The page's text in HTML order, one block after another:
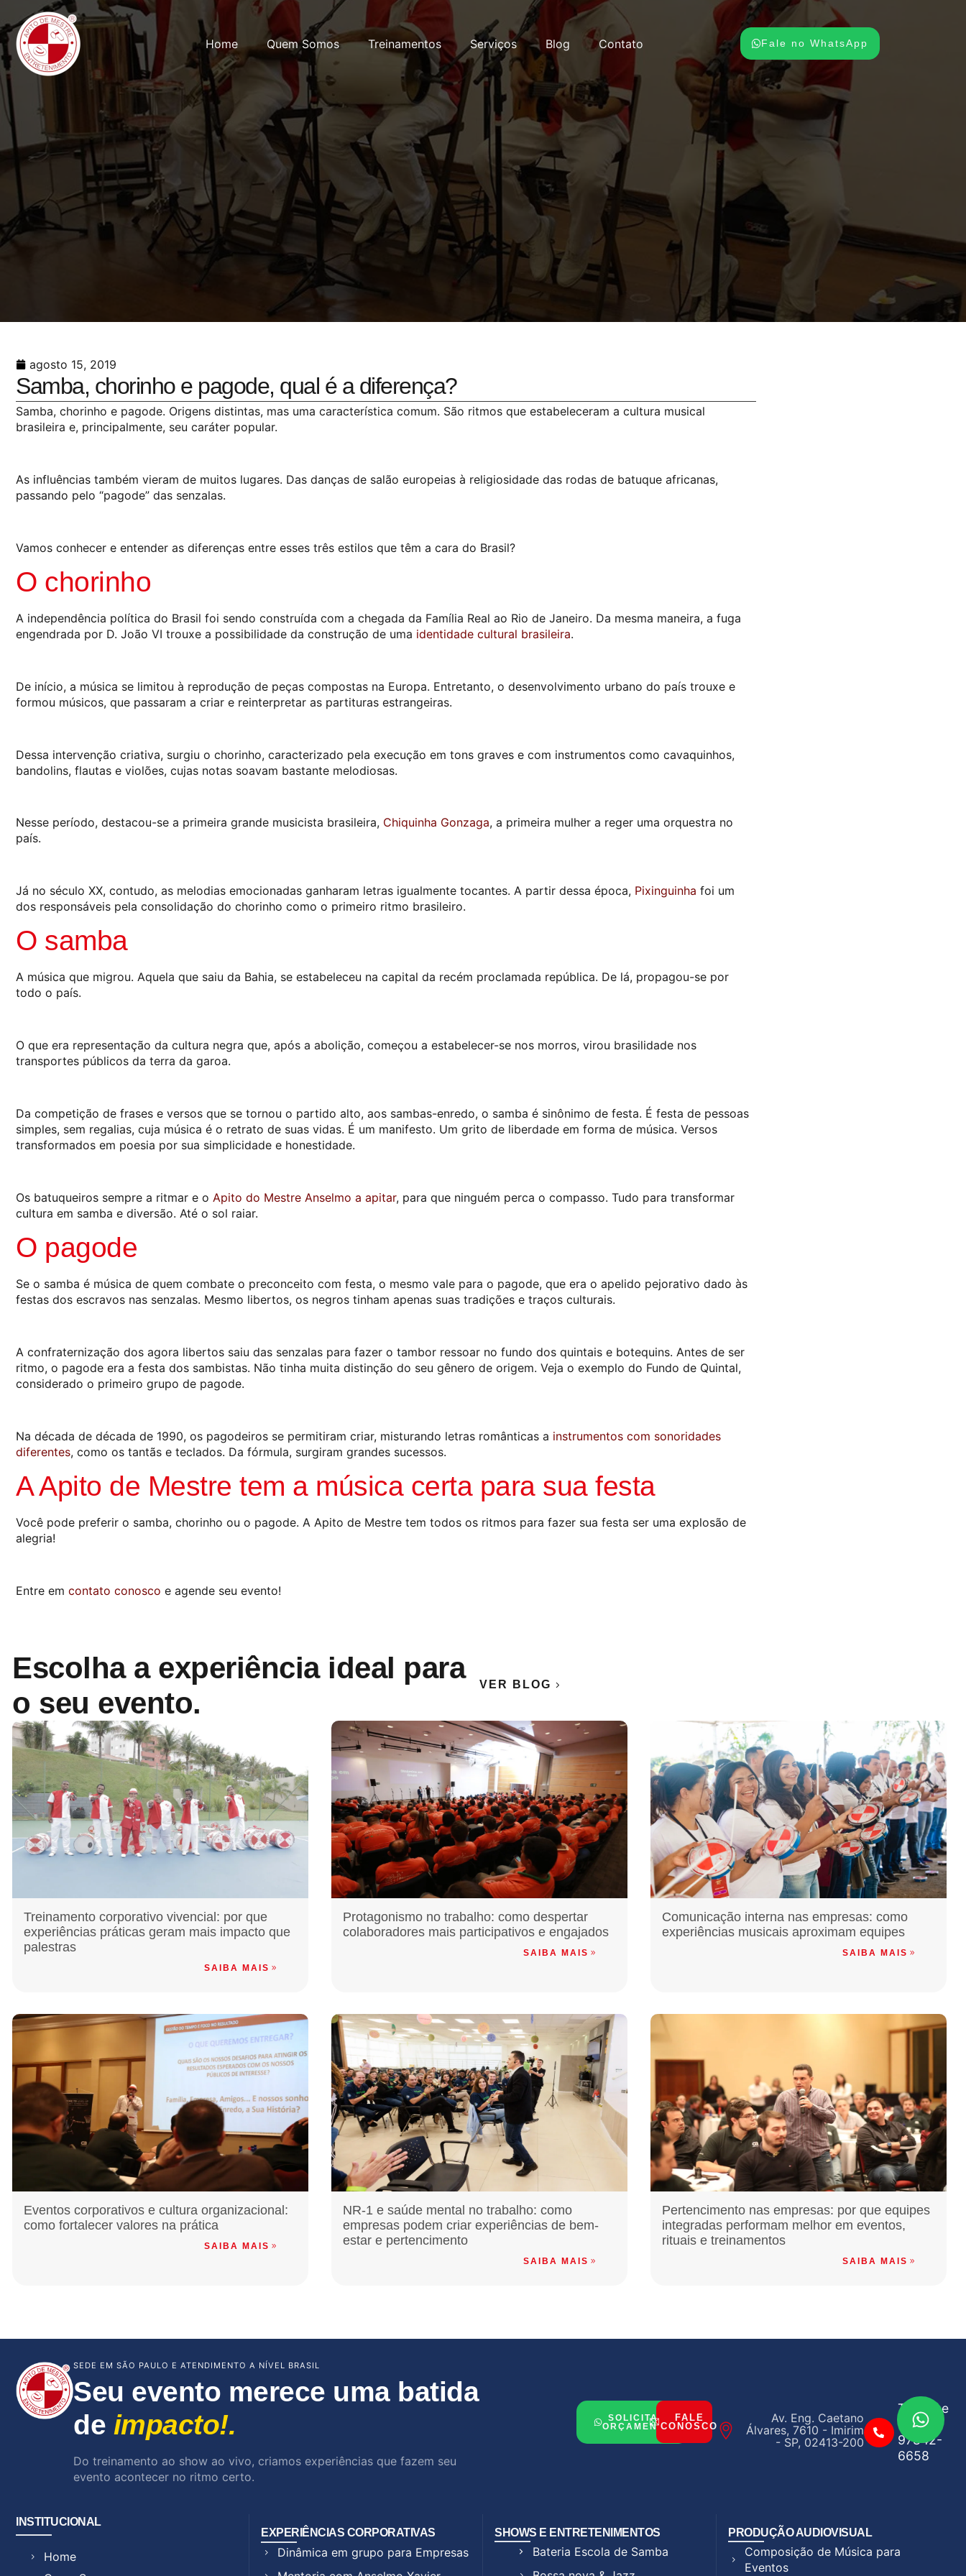
Home Quem Somos Treinamentos Serviços Blog Contato Fale no WhatsApp
agosto 15, 2019
Samba, chorinho e pagode, qual é a diferença?
Samba, chorinho e pagode. Origens distintas, mas uma característica comum. São ritmos que estabeleceram a cultura musical
brasileira e, principalmente, seu caráter popular.
As influências também vieram de muitos lugares. Das danças de salão europeias à religiosidade das rodas de batuque africanas,
passando pelo “pagode” das senzalas.
Vamos conhecer e entender as diferenças entre esses três estilos que têm a cara do Brasil?
O chorinho
A independência política do Brasil foi sendo construída com a chegada da Família Real ao Rio de Janeiro. Da mesma maneira, a fuga
engendrada por D. João VI trouxe a possibilidade da construção de uma identidade cultural brasileira.
De início, a música se limitou à reprodução de peças compostas na Europa. Entretanto, o desenvolvimento urbano do país trouxe e
formou músicos, que passaram a criar e reinterpretar as partituras estrangeiras.
Dessa intervenção criativa, surgiu o chorinho, caracterizado pela execução em tons graves e com instrumentos como cavaquinhos,
bandolins, flautas e violões, cujas notas soavam bastante melodiosas.
Nesse período, destacou-se a primeira grande musicista brasileira, Chiquinha Gonzaga, a primeira mulher a reger uma orquestra no
país.
Já no século XX, contudo, as melodias emocionadas ganharam letras igualmente tocantes. A partir dessa época, Pixinguinha foi um
dos responsáveis pela consolidação do chorinho como o primeiro ritmo brasileiro.
O samba
A música que migrou. Aquela que saiu da Bahia, se estabeleceu na capital da recém proclamada república. De lá, propagou-se por
todo o país.
O que era representação da cultura negra que, após a abolição, começou a estabelecer-se nos morros, virou brasilidade nos
transportes públicos da terra da garoa.
Da competição de frases e versos que se tornou o partido alto, aos sambas-enredo, o samba é sinônimo de festa. É festa de pessoas
simples, sem regalias, cuja música é o retrato de suas vidas. É um manifesto. Um grito de liberdade em forma de música. Versos
transformados em poesia por sua simplicidade e honestidade.
Os batuqueiros sempre a ritmar e o Apito do Mestre Anselmo a apitar, para que ninguém perca o compasso. Tudo para transformar
cultura em samba e diversão. Até o sol raiar.
O pagode
Se o samba é música de quem combate o preconceito com festa, o mesmo vale para o pagode, que era o apelido pejorativo dado às
festas dos escravos nas senzalas. Mesmo libertos, os negros tinham apenas suas tradições e traços culturais.
A confraternização dos agora libertos saiu das senzalas para fazer o tambor ressoar no fundo dos quintais e botequins. Antes de ser
ritmo, o pagode era a festa dos sambistas. Não tinha muita distinção do seu gênero de origem. Veja o exemplo do Fundo de Quintal,
considerado o primeiro grupo de pagode.
Na década de década de 1990, os pagodeiros se permitiram criar, misturando letras românticas a instrumentos com sonoridades
diferentes, como os tantãs e teclados. Da fórmula, surgiram grandes sucessos.
A Apito de Mestre tem a música certa para sua festa
Você pode preferir o samba, chorinho ou o pagode. A Apito de Mestre tem todos os ritmos para fazer sua festa ser uma explosão de
alegria!
Entre em contato conosco e agende seu evento!
Escolha a experiência ideal para
o seu evento.
VER BLOG
Treinamento corporativo vivencial: por que
experiências práticas geram mais impacto que
palestras
SAIBA MAIS
Protagonismo no trabalho: como despertar
colaboradores mais participativos e engajados
SAIBA MAIS
Comunicação interna nas empresas: como
experiências musicais aproximam equipes
SAIBA MAIS
Eventos corporativos e cultura organizacional:
como fortalecer valores na prática
SAIBA MAIS
NR-1 e saúde mental no trabalho: como
empresas podem criar experiências de bem-
estar e pertencimento
SAIBA MAIS
Pertencimento nas empresas: por que equipes
integradas performam melhor em eventos,
rituais e treinamentos
SAIBA MAIS
SEDE EM SÃO PAULO E ATENDIMENTO A NÍVEL BRASIL
Seu evento merece uma batida
de impacto!.
Do treinamento ao show ao vivo, criamos experiências que fazem seu
evento acontecer no ritmo certo.
SOLICITAR
ORÇAMENTO
FALE
CONOSCO
Av. Eng. Caetano
Álvares, 7610 - Imirim
- SP, 02413-200
Telefone
(11)
97842-
6658
INSTITUCIONAL
Home
EXPERIÊNCIAS CORPORATIVAS
Dinâmica em grupo para Empresas
SHOWS E ENTRETENIMENTOS
Bateria Escola de Samba
PRODUÇÃO AUDIOVISUAL
Composição de Música para
Eventos